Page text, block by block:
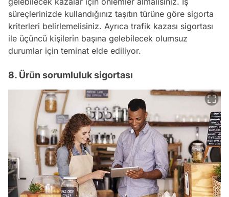
süreçlerinizde kullandığınız taşıtın türüne göre sigorta
kriterleri belirlemelisiniz. Ayrıca trafik kazası sigortası
ile üçüncü kişilerin başına gelebilecek olumsuz
durumlar için teminat elde ediliyor.
8. Ürün sorumluluk sigortası